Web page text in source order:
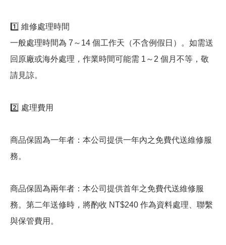
1️⃣ 維修處理時間
一般處理時間為 7～14 個工作天（不含例假日）。如需送
回原廠或海外處理，作業時間可能需 1～2 個月不等，敬
請見諒。
2️⃣ 處理費用
商品保固為一年者：本公司提供一年內之免費代送維修服
務。
商品保固為兩年者：本公司提供首年之免費代送維修服
務。第二年送修時，將酌收 NT$240 作為資料處理、聯繫
與保管費用。